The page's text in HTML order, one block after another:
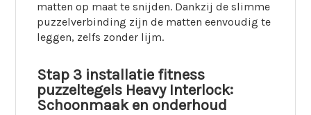
matten op maat te snijden. Dankzij de slimme
puzzelverbinding zijn de matten eenvoudig te
leggen, zelfs zonder lijm.
Stap 3 installatie fitness
puzzeltegels Heavy Interlock:
Schoonmaak en onderhoud